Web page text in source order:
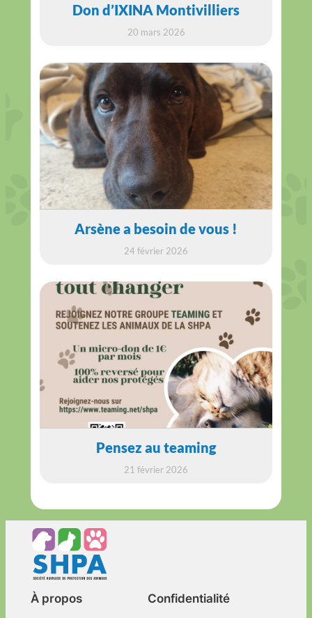
Don d’IXINA Montivilliers
20 mars 2026
Arsène a besoin de vous !
24 février 2026
Pensez au teaming
21 février 2026
À propos Confidentialité